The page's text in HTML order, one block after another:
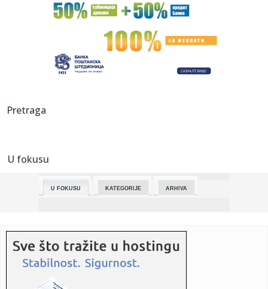
23:23:STRAŠNE VESTI: Nestao sin Željka Pantića!
Drama u Ugrinovcima: Mislio da je olovka, a onda mu je
23:16:Obeležen Dan pobede nad fašizmom
veli...
23:09:
23:04:
SPEKTAKULARAN PREOKRET: Dragan Šakota poražen u
22:56:Lamborghini Fenomeno Roadster
Pretraga
U fokusu
U FOKUSU KATEGORIJE ARHIVA